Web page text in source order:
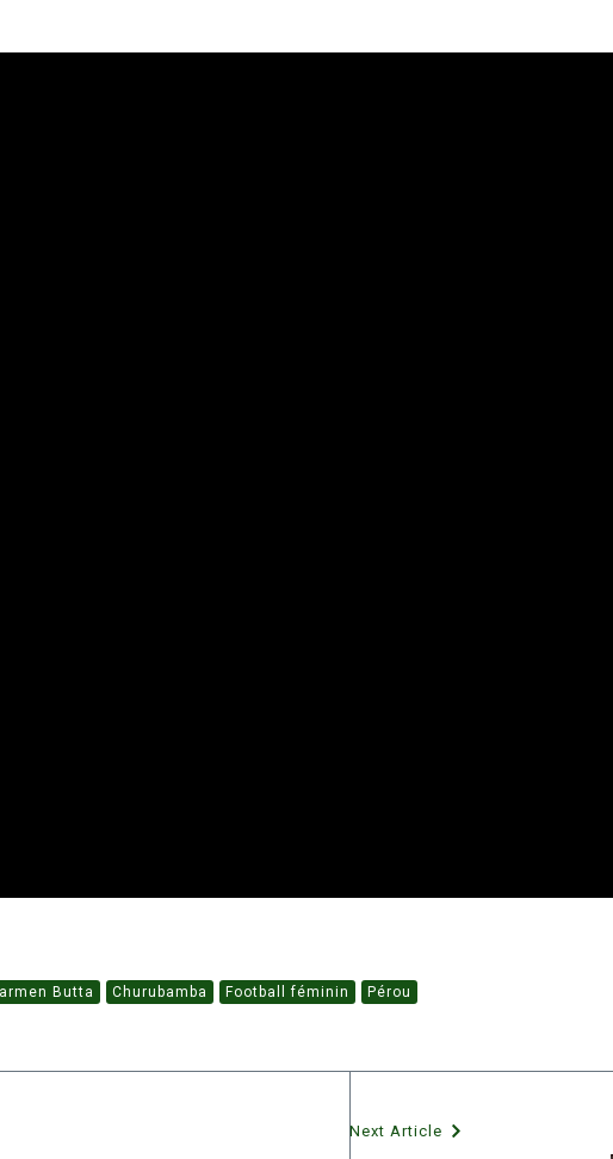
Butta Churubamba Football féminin Pérou
Next Article